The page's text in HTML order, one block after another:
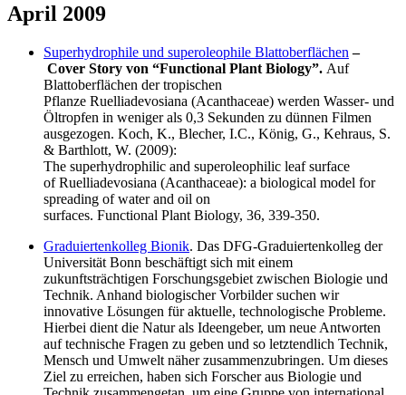
April 2009
Superhydrophile und superoleophile Blattoberflächen –
Cover Story von “Functional Plant Biology”. Auf
Blattoberflächen der tropischen
Pflanze Ruelliadevosiana (Acanthaceae) werden Wasser- und
Öltropfen in weniger als 0,3 Sekunden zu dünnen Filmen
ausgezogen. Koch, K., Blecher, I.C., König, G., Kehraus, S.
& Barthlott, W. (2009):
The superhydrophilic and superoleophilic leaf surface
of Ruelliadevosiana (Acanthaceae): a biological model for
spreading of water and oil on
surfaces. Functional Plant Biology, 36, 339-350.
Graduiertenkolleg Bionik. Das DFG-Graduiertenkolleg der
Universität Bonn beschäftigt sich mit einem
zukunftsträchtigen Forschungsgebiet zwischen Biologie und
Technik. Anhand biologischer Vorbilder suchen wir
innovative Lösungen für aktuelle, technologische Probleme.
Hierbei dient die Natur als Ideengeber, um neue Antworten
auf technische Fragen zu geben und so letztendlich Technik,
Mensch und Umwelt näher zusammenzubringen. Um dieses
Ziel zu erreichen, haben sich Forscher aus Biologie und